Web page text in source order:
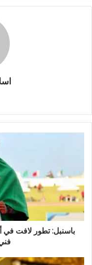
باسنبل: تطور لافت في